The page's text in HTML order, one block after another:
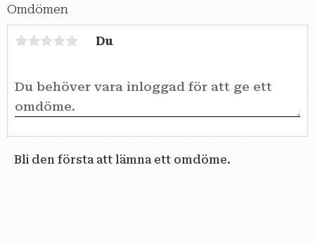
Omdömen
Du
Bli den första att lämna ett omdöme.